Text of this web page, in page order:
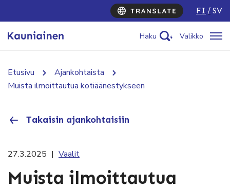
FI SV
Haku Valikko
Etusivu
Ajankohtaista
Muista ilmoittautua kotiäänestykseen
Takaisin ajankohtaisiin
27.3.2025 | Vaalit
Muista ilmoittautua